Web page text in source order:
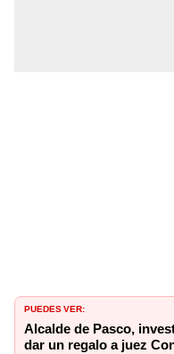
PUEDES VER:
Alcalde de Pasco,
dar un regalo a juez